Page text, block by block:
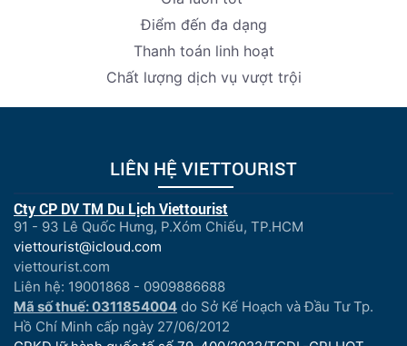
Điểm đến đa dạng
Thanh toán linh hoạt
Chất lượng dịch vụ vượt trội
LIÊN HỆ VIETTOURIST
Cty CP DV TM Du Lịch Viettourist
91 - 93 Lê Quốc Hưng, P.Xóm Chiếu, TP.HCM
viettourist@icloud.com
viettourist.com
Liên hệ: 19001868 - 0909886688
Mã số thuế: 0311854004 do Sở Kế Hoạch và Đầu Tư Tp.
Hồ Chí Minh cấp ngày 27/06/2012